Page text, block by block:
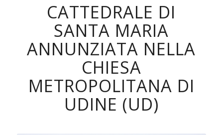
CATTEDRALE DI
SANTA MARIA
ANNUNZIATA NELLA
CHIESA
METROPOLITANA DI
UDINE (UD)